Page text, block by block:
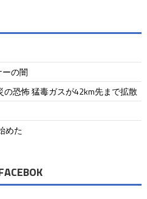
の闇
恐怖 猛毒ガスが42km先まで拡散
めた